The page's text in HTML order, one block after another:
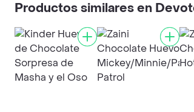
Productos similares en